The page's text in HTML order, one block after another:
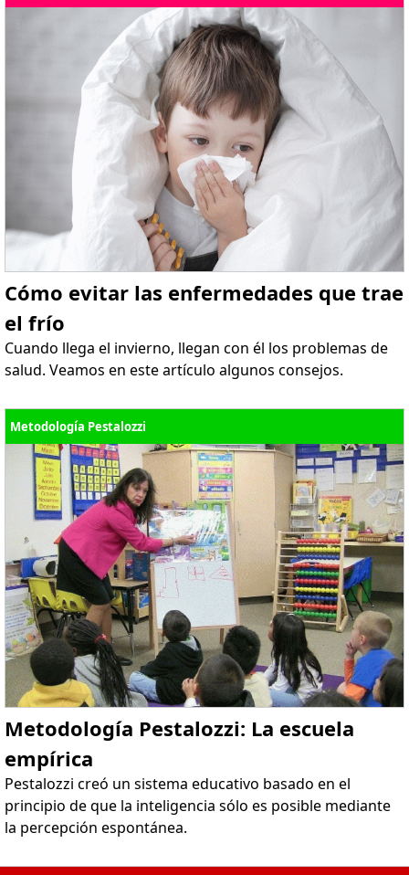
Cómo evitar las enfermedades que trae
el frío
Cuando llega el invierno, llegan con él los problemas de
salud. Veamos en este artículo algunos consejos.
Metodología Pestalozzi
Metodología Pestalozzi: La escuela
empírica
Pestalozzi creó un sistema educativo basado en el
principio de que la inteligencia sólo es posible mediante
la percepción espontánea.